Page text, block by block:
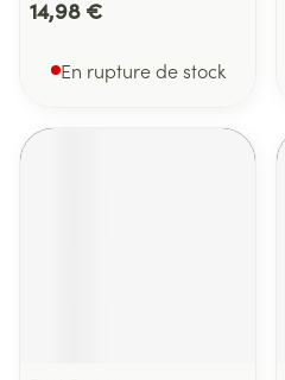
14,98 €
En rupture de stock